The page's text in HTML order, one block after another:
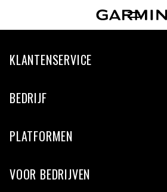
KLANTENSERVICE
BEDRIJF
PLATFORMEN
VOOR BEDRIJVEN